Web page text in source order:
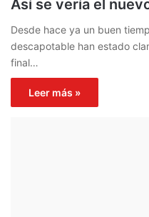
Así se vería el
Desde hace ya un buen
descapotable han estado
final…
Leer más »